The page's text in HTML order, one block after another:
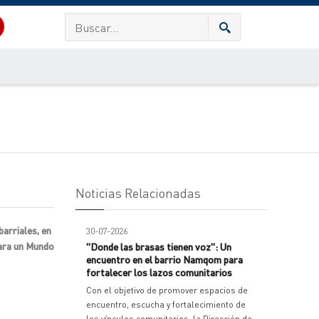
en
un Mundo
Noticias Relacionadas
30-07-2026
"Donde las brasas tienen voz": Un
encuentro en el barrio Namqom para
fortalecer los lazos comunitarios
Con el objetivo de promover espacios de
encuentro, escucha y fortalecimiento de